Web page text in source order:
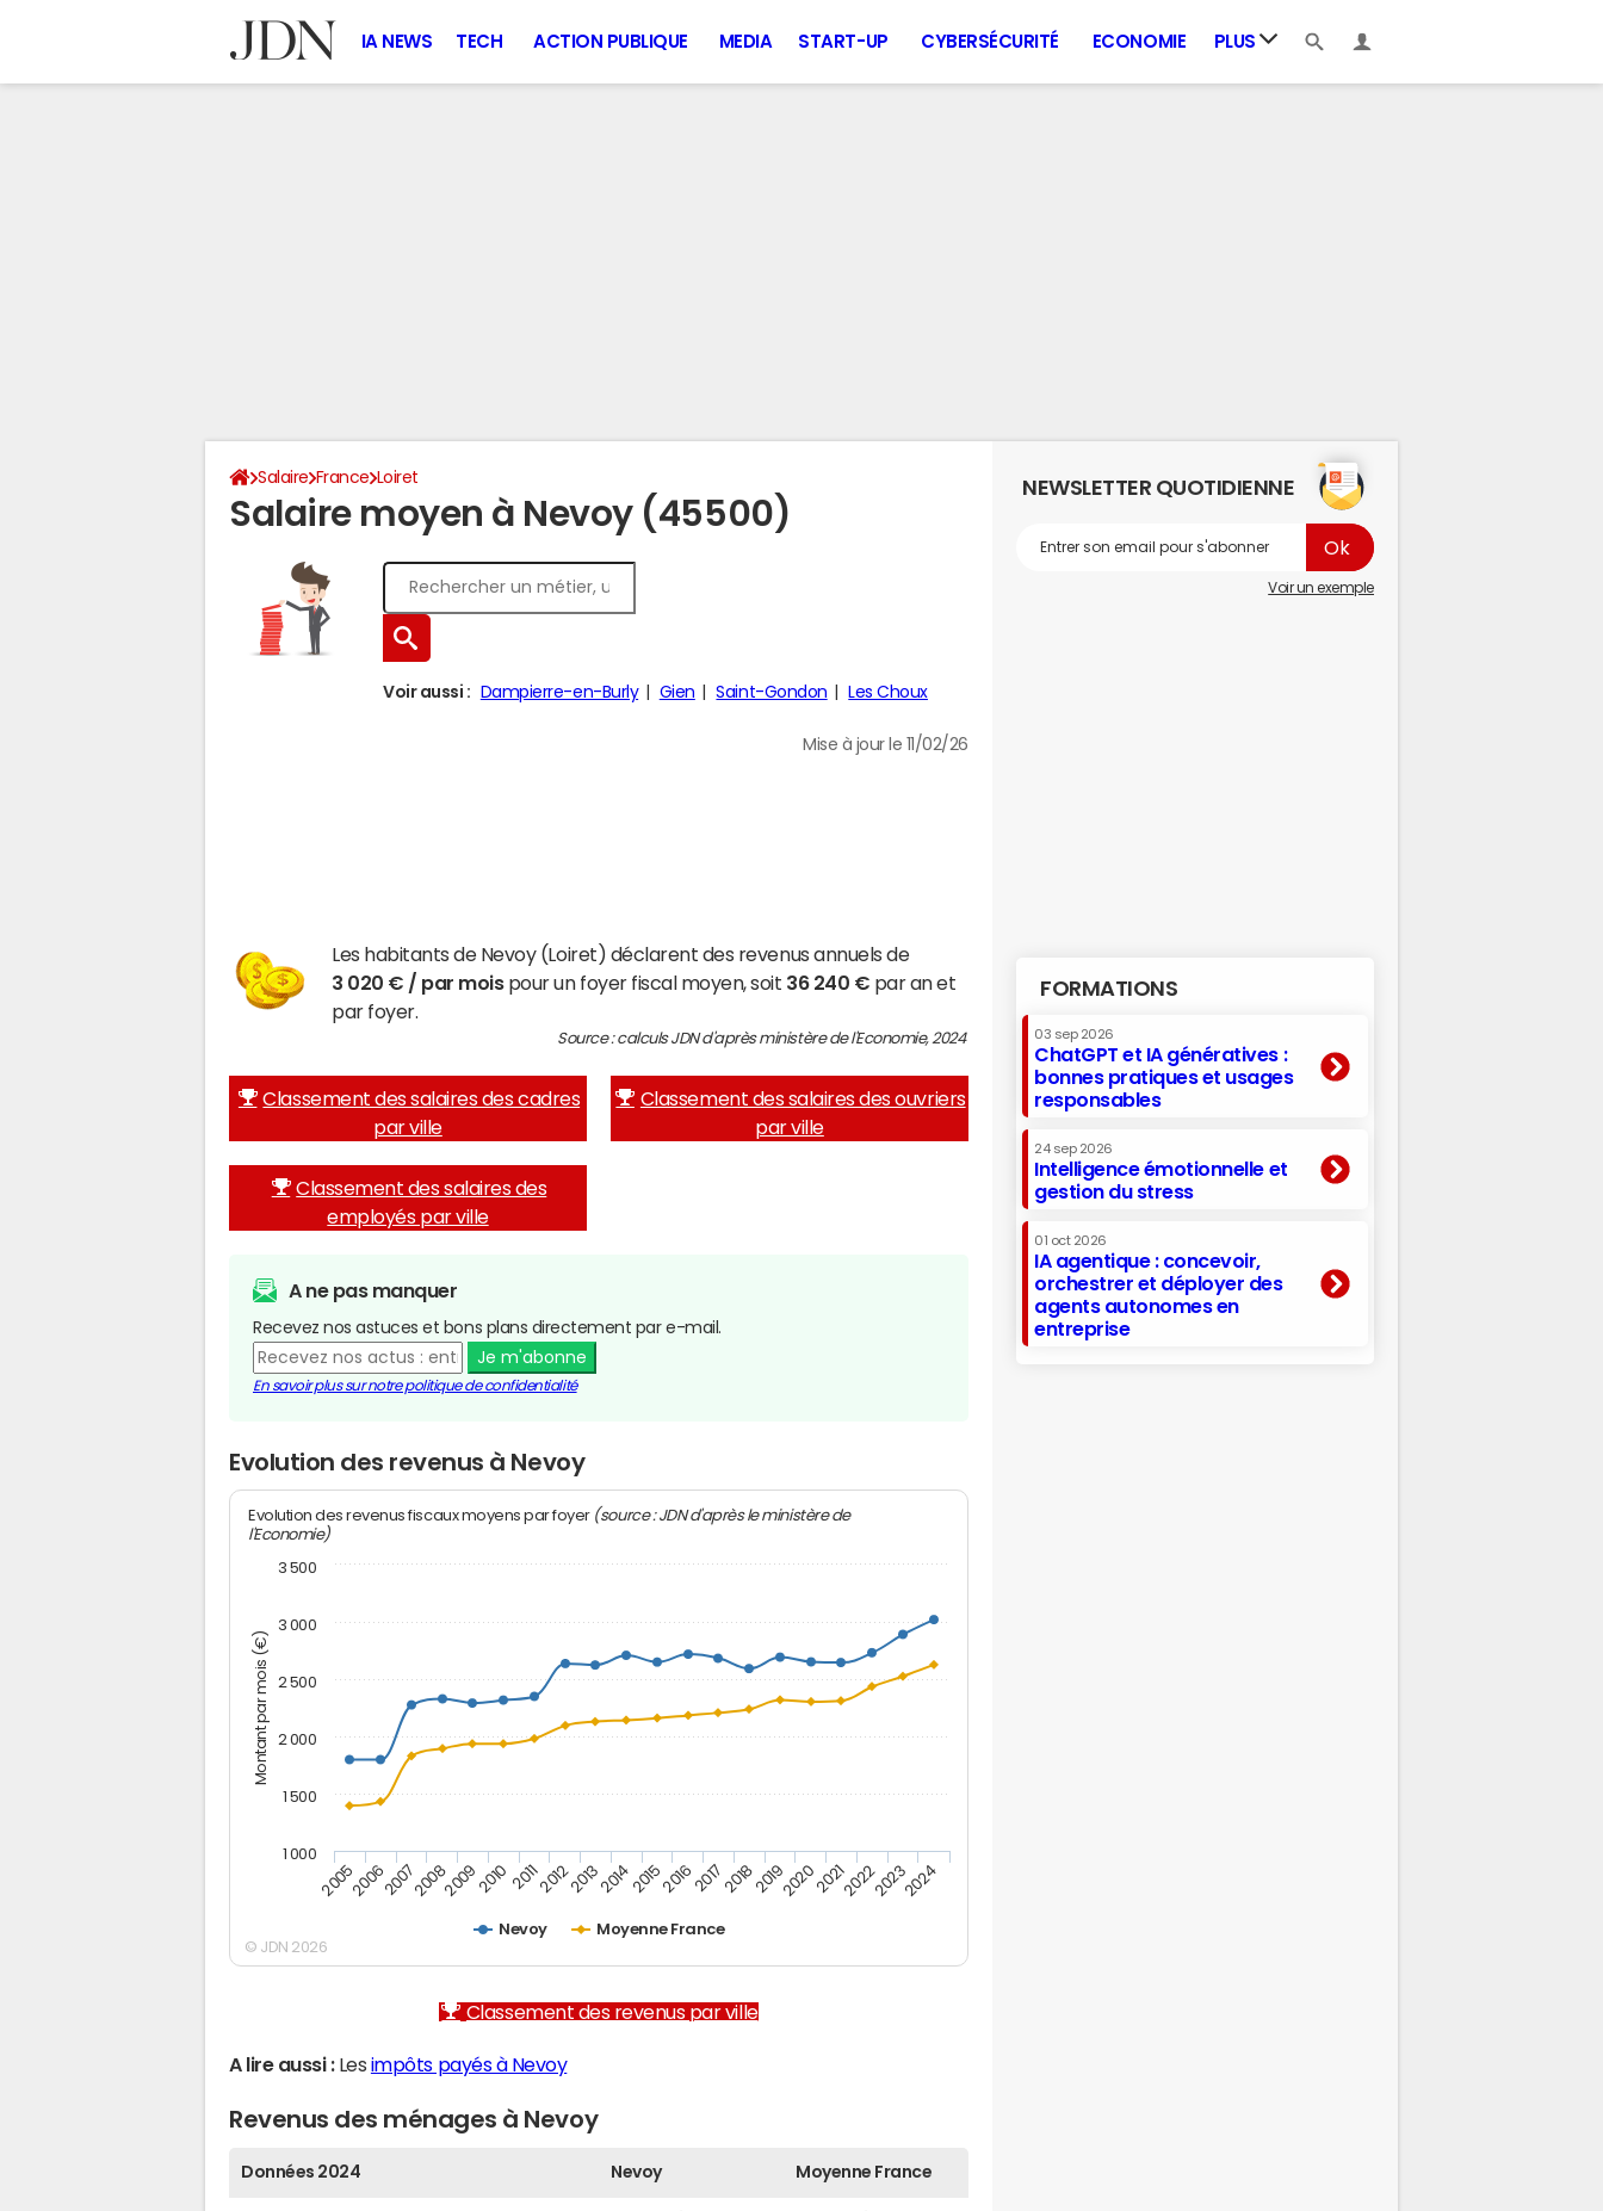
IA NEWS TECH ACTION PUBLIQUE MEDIA START-UP CYBERSÉCURITÉ ECONOMIE PLUS
Salaire France Loiret
Salaire moyen à Nevoy (45500)
Voir aussi : Dampierre-en-Burly Gien Saint-Gondon Les Choux
Mise à jour le 11/02/26
Les habitants de Nevoy (Loiret) déclarent des revenus annuels de
3 020 € / par moispour un foyer fiscal moyen, soit 36 240 € par an et
par foyer.
Source : calculs JDN d'après ministère de l'Economie, 2024
Classement des salaires des cadres
par ville
Classement des salaires des ouvriers
par ville
Classement des salaires des
employés par ville
A ne pas manquer
Recevez nos astuces et bons plans directement par e-mail.
Je m'abonne
En savoir plus sur notre politique de confidentialité
Evolution des revenus à Nevoy
Montant par mois (€)
Evolution des revenus fiscaux moyens par foyer (source : JDN d'après le ministère de
l'Economie)
Nevoy Moyenne France
200520062007200820092010 20112012201320142015201620172018201920202021202220232024
1 000
1 500
2 000
2 500
3 000
3 500
© JDN 2026
Classement des revenus par ville
A lire aussi :Les impôts payés à Nevoy
Revenus des ménages à Nevoy
Données 2024 Nevoy Moyenne France
NEWSLETTER QUOTIDIENNE
Voir un exemple
FORMATIONS
03 sep 2026
ChatGPT et IA génératives :
bonnes pratiques et usages
responsables
24 sep 2026
Intelligence émotionnelle et
gestion du stress
01 oct 2026
IA agentique : concevoir,
orchestrer et déployer des
agents autonomes en
entreprise